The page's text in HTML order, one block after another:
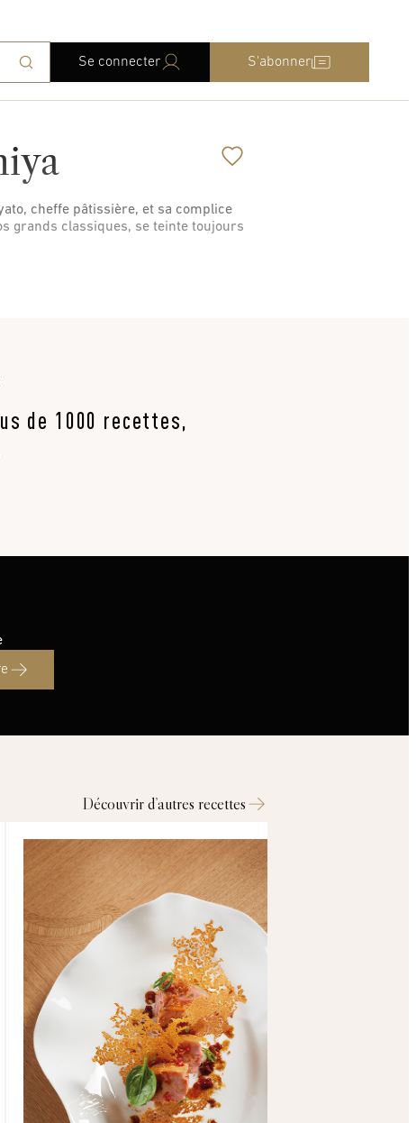
Se connecter S'abonner
cheffe pâtissière, et sa complice
grands classiques, se teinte toujours
de 1000 recettes,
Découvrir d’autres recettes